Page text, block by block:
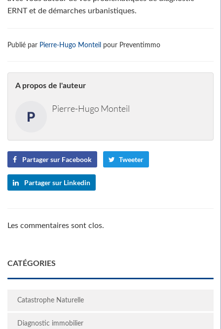
ERNT et de démarches urbanistiques.
Publié par Pierre-Hugo Monteil pour Preventimmo
A propos de l'auteur
Pierre-Hugo Monteil
Partager sur Facebook Tweeter
Partager sur Linkedin
Les commentaires sont clos.
CATÉGORIES
Catastrophe Naturelle
Diagnostic immobilier